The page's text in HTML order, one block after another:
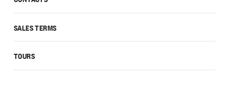
SALES TERMS
TOURS